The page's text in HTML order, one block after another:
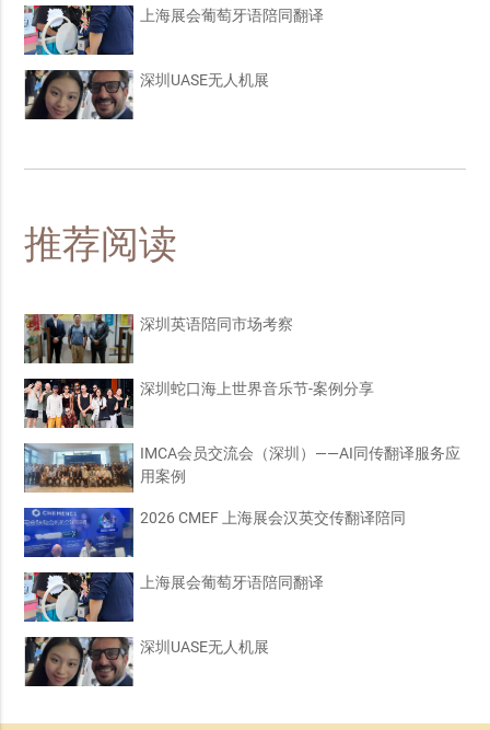
上海展会葡萄牙语陪同翻译
深圳UASE无人机展
推荐阅读
深圳英语陪同市场考察
深圳蛇口海上世界音乐节-案例分享
IMCA会员交流会（深圳）——AI同传翻译服务应
用案例
2026 CMEF 上海展会汉英交传翻译陪同
上海展会葡萄牙语陪同翻译
深圳UASE无人机展